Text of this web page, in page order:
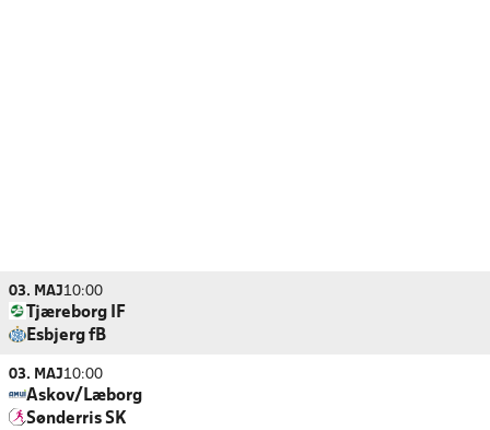
03. MAJ10:00
Tjæreborg IF
Esbjerg fB
03. MAJ10:00
Askov/Læborg
Sønderris SK